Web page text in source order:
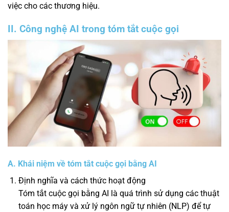
việc cho các thương hiệu.
II. Công nghệ AI trong tóm tắt cuộc gọi
A. Khái niệm về tóm tắt cuộc gọi bằng AI
Định nghĩa và cách thức hoạt động
Tóm tắt cuộc gọi bằng AI là quá trình sử dụng các thuật
toán học máy và xử lý ngôn ngữ tự nhiên (NLP) để tự